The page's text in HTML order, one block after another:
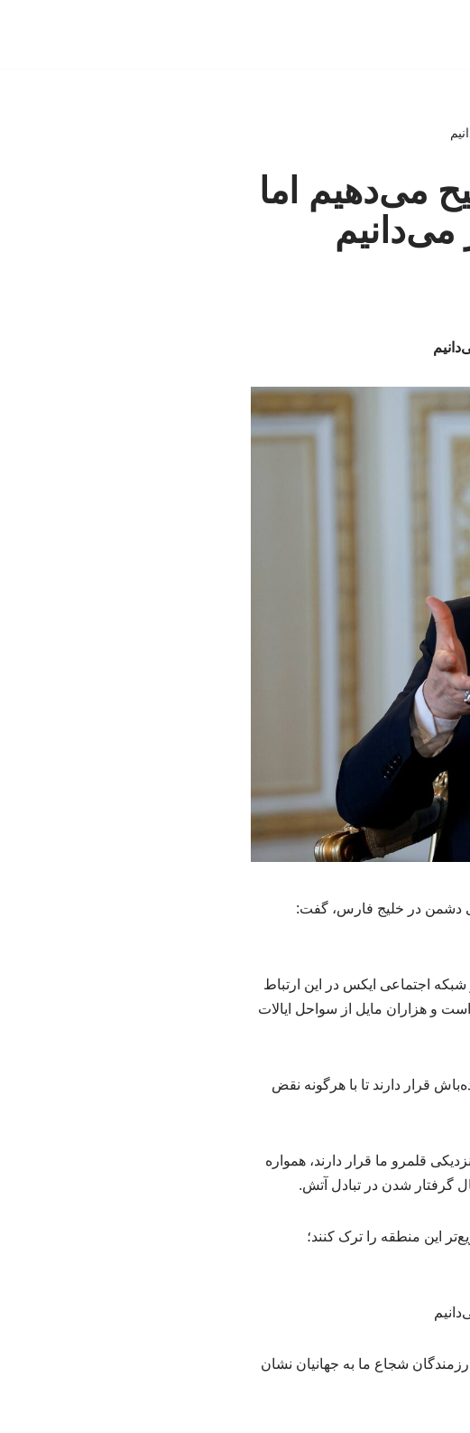
می‌دهیم اما
دشمن در خلیج فارس، گفت:
اجتماعی ایکس در این ارتباط
و هزاران مایل از سواحل ایالات
قرار دارند تا با هرگونه نقض
قلمرو ما قرار دارند، همواره
گرفتار شدن در تبادل آتش.
این منطقه را ترک کنند؛
شجاع ما به جهانیان نشان